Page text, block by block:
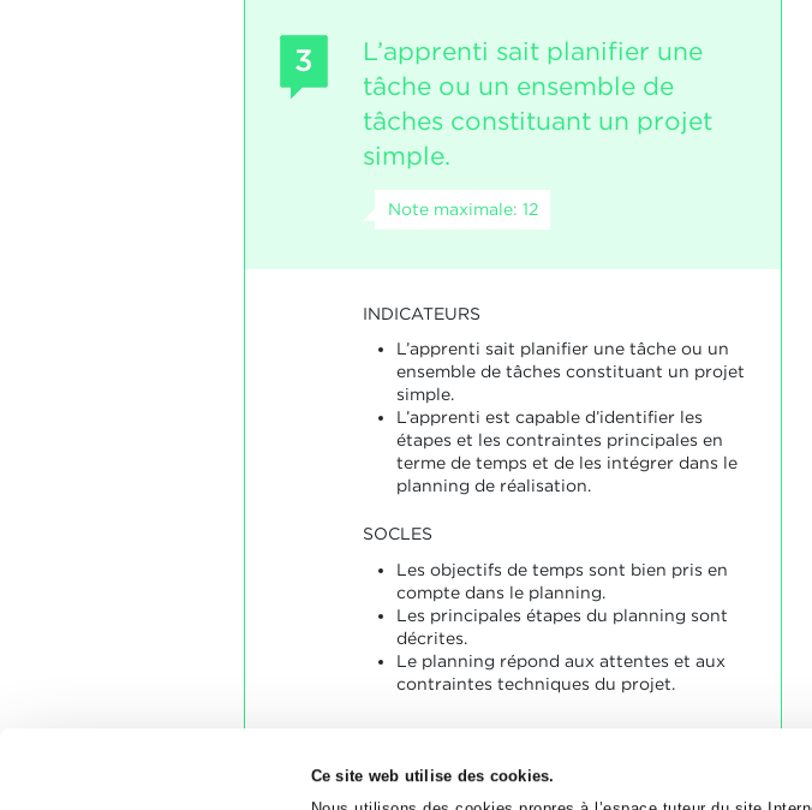
Ce site web utilise des cookies.
3
L’apprenti sait planifier une
tâche ou un ensemble de
tâches constituant un projet
simple.
Note maximale: 12
INDICATEURS
L’apprenti sait planifier une tâche ou un
ensemble de tâches constituant un projet
simple.
L’apprenti est capable d’identifier les
étapes et les contraintes principales en
terme de temps et de les intégrer dans le
planning de réalisation.
SOCLES
Les objectifs de temps sont bien pris en
compte dans le planning.
Les principales étapes du planning sont
décrites.
Le planning répond aux attentes et aux
contraintes techniques du projet.